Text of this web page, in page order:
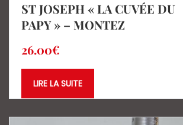
ST JOSEPH « LA CUVÉE DU
PAPY » – MONTEZ
26.00€
LIRE LA SUITE